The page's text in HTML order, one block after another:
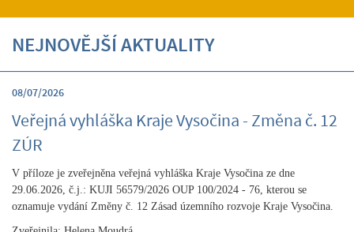
NEJNOVĚJŠÍ AKTUALITY
08/07/2026
Veřejná vyhláška Kraje Vysočina - Změna č. 12
ZÚR
V příloze je zveřejněna veřejná vyhláška Kraje Vysočina ze dne
29.06.2026, č.j.: KUJI 56579/2026 OUP 100/2024 - 76, kterou se
oznamuje vydání Změny č. 12 Zásad územního rozvoje Kraje Vysočina.